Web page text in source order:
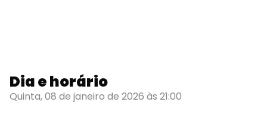
Dia e horário
Quinta, 08 de janeiro de 2026 às 21:00